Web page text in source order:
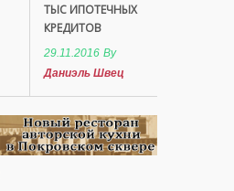
ТЫС ИПОТЕЧНЫХ
КРЕДИТОВ
29.11.2016 By
Даниэль Швец